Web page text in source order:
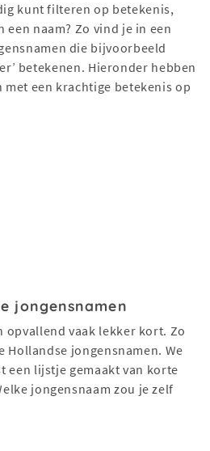
kunt filteren op betekenis,
naam? Zo vind je in een
die bijvoorbeeld
betekenen. Hieronder hebben
een krachtige betekenis op
jongensnamen
opvallend vaak lekker kort. Zo
Hollandse jongensnamen. We
een lijstje gemaakt van korte
jongensnaam zou je zelf